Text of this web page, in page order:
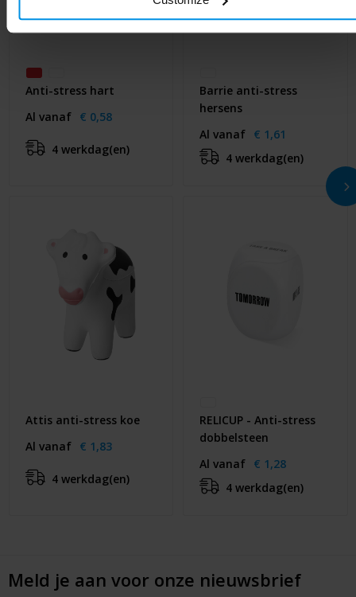
Anti-stress hart
Al vanaf € 0,58
4 werkdag(en)
Barrie anti-stress
hersens
Al vanaf € 1,61
4 werkdag(en)
Attis anti-stress koe
Al vanaf € 1,83
4 werkdag(en)
RELICUP - Anti-stress
dobbelsteen
Al vanaf € 1,28
4 werkdag(en)
Meld je aan voor onze nieuwsbrief